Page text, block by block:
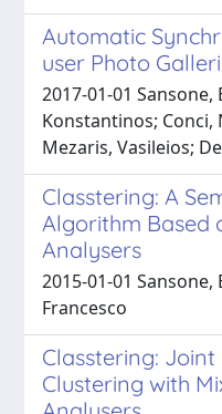
Automatic
user Photo
2017-01-01
Konstantinos; Conci,
Mezaris, Vasileios;
Classtering: A
Algorithm Based
Analysers
2015-01-01
Francesco
Classtering:
Clustering with